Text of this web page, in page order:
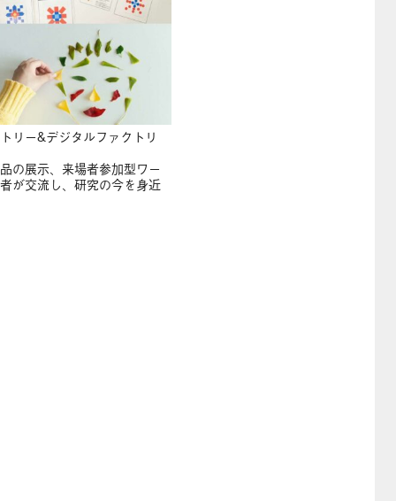
リー&デジタルファクトリ
の展示、来場者参加型ワー
が交流し、研究の今を身近